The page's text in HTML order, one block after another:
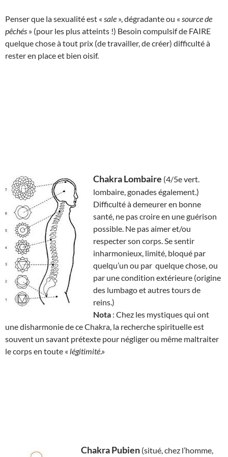
Penser que la sexualité est « sale », dégradante ou « source de
pêchés » (pour les plus atteints !) Besoin compulsif de FAIRE
quelque chose à tout prix (de travailler, de créer) difficulté à
rester en place et bien oisif.
Chakra Lombaire (4/5e vert.
lombaire, gonades également.)
Difficulté à demeurer en bonne
santé, ne pas croire en une guérison
possible. Ne pas aimer et/ou
respecter son corps. Se sentir
inharmonieux, limité, bloqué par
quelqu’un ou par quelque chose, ou
par une condition extérieure (origine
des lumbago et autres tours de
reins.)
Nota : Chez les mystiques qui ont
une disharmonie de ce Chakra, la recherche spirituelle est
souvent un savant prétexte pour négliger ou même maltraiter
le corps en toute « légitimité.»
Chakra Pubien (situé, chez l’homme,